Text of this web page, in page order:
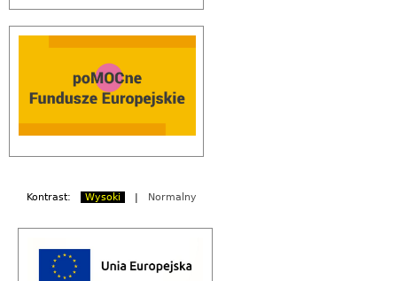
Kontrast: Wysoki | Normalny